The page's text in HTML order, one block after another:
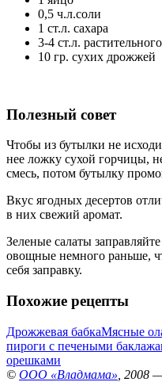
0,5 ч.л.соли
1 ст.л. сахара
3-4 ст.л.
10 гр. сухих дрожжей
Полезный совет
Чтобы из бутылки не
нее ложку сухой горчицы,
смесь, потом бутылку
Вкус ягодных десертов
в них свежий аромат.
Зеленые салаты
овощные немного раньше,
себя заправку.
Похожие рецепты
Дрожжевая бабкаМясные
пироги с печеными
орешками
© ООО «Владмама» , 2008